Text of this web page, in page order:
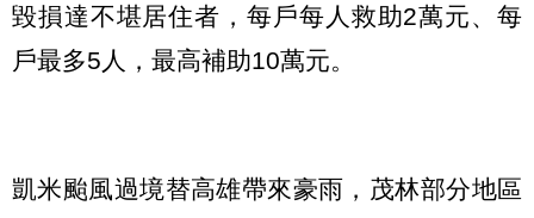
毀損達不堪居住者，每戶每人救助2萬元、每
戶最多5人，最高補助10萬元。
凱米颱風過境替高雄帶來豪雨，茂林部分地區